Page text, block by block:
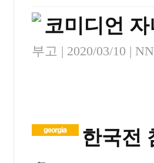
코미디언
부고 | 2020/03/10 |
한국전